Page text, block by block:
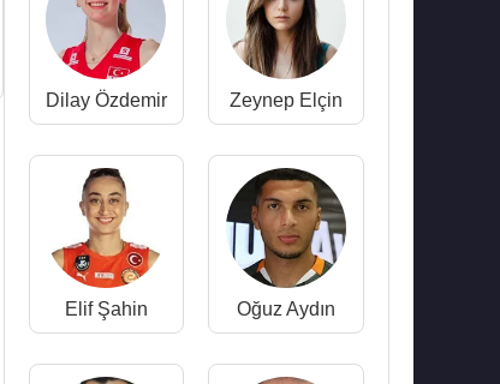
Dilay Özdemir Zeynep Elçin
Elif Şahin Oğuz Aydın